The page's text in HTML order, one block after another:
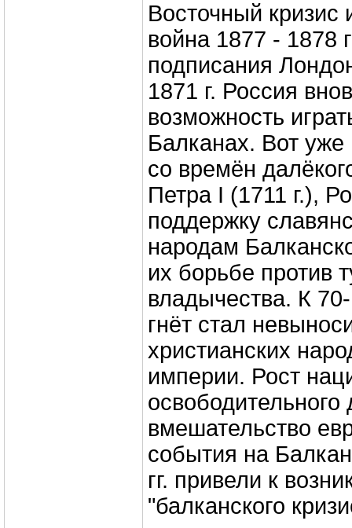
Восточный кризис
война 1877 - 1878
подписания
1871 г. Россия
возможность
Балканах. Вот уже
со времён
Петра I (1711 г.),
поддержку
народам
их борьбе против
владычества. К
гнёт стал
христианских
империи. Рост
вмешательство
события на
гг. привели к
"балканского